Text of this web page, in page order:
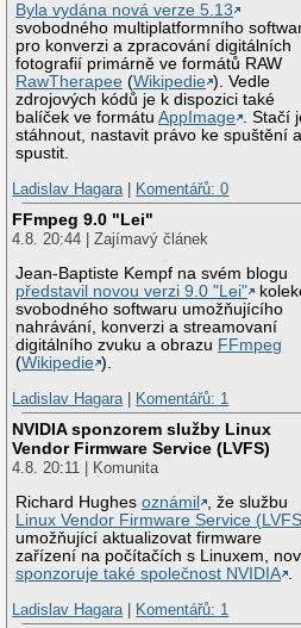
Byla vydána nová verze 5.13
svobodného multiplatformního
pro konverzi a zpracování digitálních
fotografií primárně ve formátů RAW
RawTherapee (Wikipedie ). Vedle
zdrojových kódů je k dispozici také
balíček ve formátuAppImage . Stačí
stáhnout, nastavit právo ke spuštění a
spustit.
Ladislav Hagara
Komentářů: 0
FFmpeg 9.0 "Lei"
4.8. 20:44 | Zajímavý článek
Jean-Baptiste Kempf na svém blogu
představil novou verzi 9.0 "Lei"
svobodného softwaru umožňujícího
nahrávání, konverzi a streamovaní
digitálního zvuku a obrazu FFmpeg
(Wikipedie ).
Ladislav Hagara
Komentářů: 1
NVIDIA sponzorem služby Linux
Vendor Firmware Service (LVFS)
4.8. 20:11 | Komunita
Richard Hughesoznámil
, že službu
Linux Vendor Firmware Service
umožňující aktualizovat firmware
zařízení na počítačích s Linuxem,
sponzoruje také společnost NVIDIA .
Ladislav Hagara | Komentářů: 1